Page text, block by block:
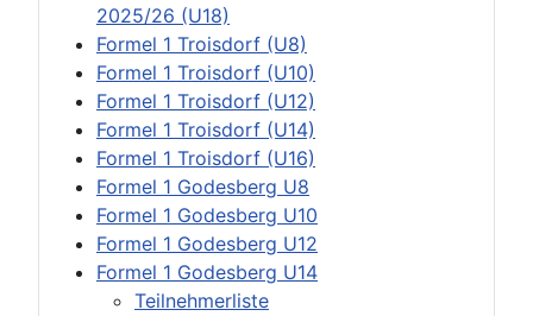
2025/26 (U18)
Formel 1 Troisdorf (U8)
Formel 1 Troisdorf (U10)
Formel 1 Troisdorf (U12)
Formel 1 Troisdorf (U14)
Formel 1 Troisdorf (U16)
Formel 1 Godesberg U8
Formel 1 Godesberg U10
Formel 1 Godesberg U12
Formel 1 Godesberg U14
Teilnehmerliste